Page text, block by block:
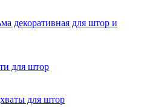
декоративная для штор и
для штор
для штор